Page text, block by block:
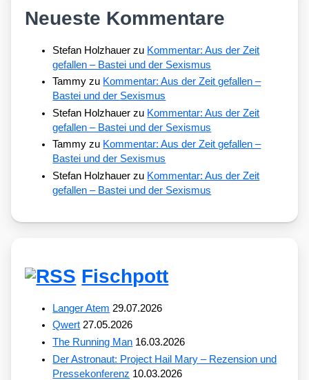
Neueste Kommentare
Stefan Holzhauer zu Kommentar: Aus der Zeit
gefallen – Bastei und der Sexismus
Tammy zu Kommentar: Aus der Zeit gefallen –
Bastei und der Sexismus
Stefan Holzhauer zu Kommentar: Aus der Zeit
gefallen – Bastei und der Sexismus
Tammy zu Kommentar: Aus der Zeit gefallen –
Bastei und der Sexismus
Stefan Holzhauer zu Kommentar: Aus der Zeit
gefallen – Bastei und der Sexismus
Fischpott
Langer Atem 29.07.2026
Qwert 27.05.2026
The Running Man 16.03.2026
Der Astronaut: Project Hail Mary – Rezension und
Pressekonferenz 10.03.2026